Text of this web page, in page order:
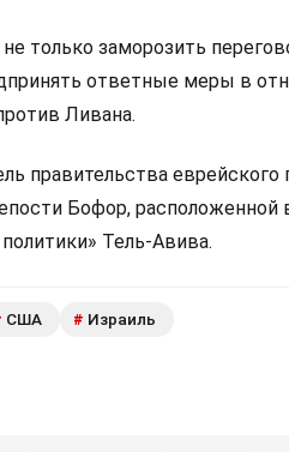
только заморозить
ответные меры в
Ливана.
правительства
Бофор, расположенной
Тель-Авива.
США # Израиль